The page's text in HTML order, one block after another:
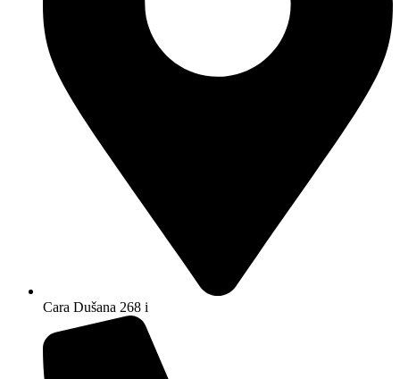
Cara Dušana 268 i